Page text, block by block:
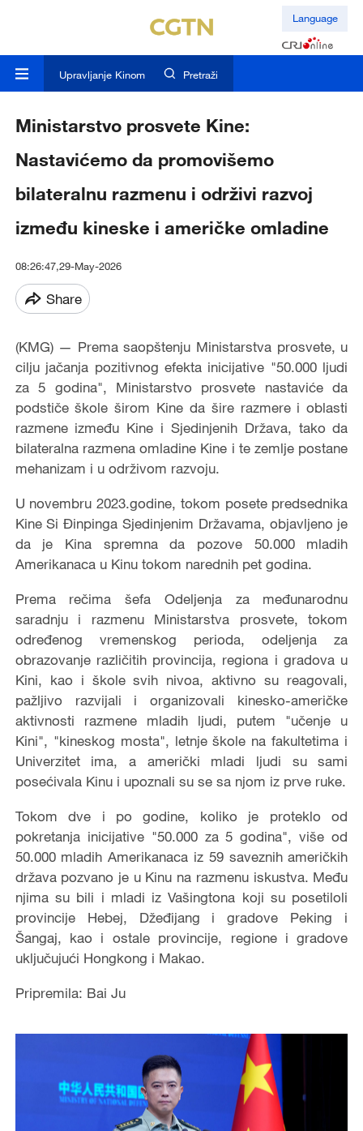
Language
Upravljanje Kinom Pretraži
Ministarstvo prosvete Kine:
Nastavićemo da promovišemo
bilateralnu razmenu i održivi razvoj
između kineske i američke omladine
08:26:47,29-May-2026
Share
(KMG) — Prema saopštenju Ministarstva prosvete, u
cilju jačanja pozitivnog efekta inicijative "50.000 ljudi
za 5 godina", Ministarstvo prosvete nastaviće da
podstiče škole širom Kine da šire razmere i oblasti
razmene između Kine i Sjedinjenih Država, tako da
bilateralna razmena omladine Kine i te zemlje postane
mehanizam i u održivom razvoju.
U novembru 2023.godine, tokom posete predsednika
Kine Si Đinpinga Sjedinjenim Državama, objavljeno je
da je Kina spremna da pozove 50.000 mladih
Amerikanaca u Kinu tokom narednih pet godina.
Prema rečima šefa Odeljenja za međunarodnu
saradnju i razmenu Ministarstva prosvete, tokom
određenog vremenskog perioda, odeljenja za
obrazovanje različitih provincija, regiona i gradova u
Kini, kao i škole svih nivoa, aktivno su reagovali,
pažljivo razvijali i organizovali kinesko-američke
aktivnosti razmene mladih ljudi, putem "učenje u
Kini", "kineskog mosta", letnje škole na fakultetima i
Univerzitet ima, a američki mladi ljudi su sami
posećivala Kinu i upoznali su se sa njom iz prve ruke.
Tokom dve i po godine, koliko je proteklo od
pokretanja inicijative "50.000 za 5 godina", više od
50.000 mladih Amerikanaca iz 59 saveznih američkih
država pozvano je u Kinu na razmenu iskustva. Među
njima su bili i mladi iz Vašingtona koji su posetiloli
provincije Hebej, Džeđijang i gradove Peking i
Šangaj, kao i ostale provincije, regione i gradove
uključujući Hongkong i Makao.
Pripremila: Bai Ju